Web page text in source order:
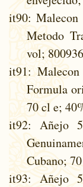
it90: Malecon
Metodo
vol;
it91:
Formula
70 cl e;
it92: Añejo 5
Cubano;
it93: Añejo 5